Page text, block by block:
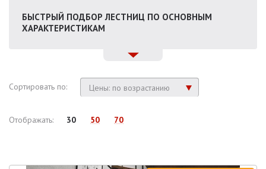
БЫСТРЫЙ ПОДБОР ЛЕСТНИЦ ПО ОСНОВНЫМ
ХАРАКТЕРИСТИКАМ
Сортировать по: Цены: по возрастанию
Отображать: 30 50 70